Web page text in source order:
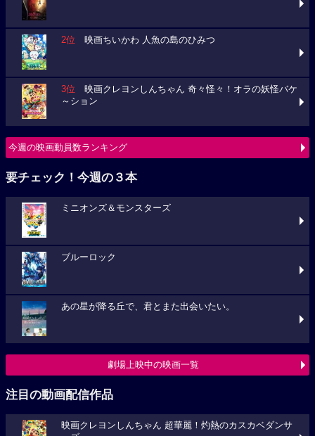
2位 映画ちいかわ 人魚の島のひみつ
3位 映画クレヨンしんちゃん 奇々怪々！オラの妖怪バケ
～ション
今週の映画動員数ランキング
要チェック！今週の３本
ミニオンズ＆モンスターズ
ブルーロック
あの星が降る丘で、君とまた出会いたい。
劇場上映中の映画一覧
注目の動画配信作品
映画クレヨンしんちゃん 超華麗！灼熱のカスカベダンサ